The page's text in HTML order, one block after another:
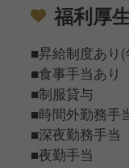
福利厚
■昇給制度あり(
■食事手当あり
■制服貸与
■時間外勤務手
■深夜勤務手当
■夜勤手当